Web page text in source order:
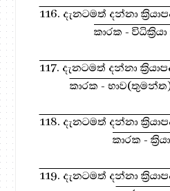
116. දැනටමත් දන්නා
කාරක - විධික්‍රියා
117. දැනටමත් දන්නා
කාරක -
118. දැනටමත් දන්නා
කාරක -
119. දැනටමත් දන්නා